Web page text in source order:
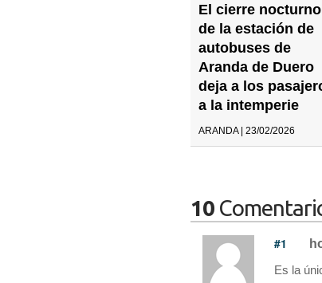
El cierre nocturno
de la estación de
autobuses de
Aranda de Duero
deja a los
a la intemperie
ARANDA | 23/02/2026
10
#1
Es la